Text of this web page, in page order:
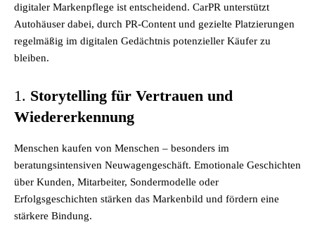
digitaler Markenpflege ist entscheidend. CarPR unterstützt
Autohäuser dabei, durch PR-Content und gezielte Platzierungen
regelmäßig im digitalen Gedächtnis potenzieller Käufer zu
bleiben.
1. Storytelling für Vertrauen und
Wiedererkennung
Menschen kaufen von Menschen – besonders im
beratungsintensiven Neuwagengeschäft. Emotionale Geschichten
über Kunden, Mitarbeiter, Sondermodelle oder
Erfolgsgeschichten stärken das Markenbild und fördern eine
stärkere Bindung.